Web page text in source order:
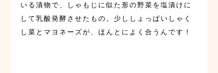
いる漬物で、しゃもじに似た形の野菜を塩漬けに
して乳酸発酵させたもの。少ししょっぱいしゃく
し菜とマヨネーズが、ほんとによく合うんです！